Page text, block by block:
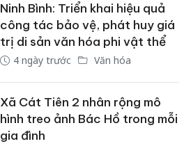
Ninh Bình: Triển khai hiệu quả
công tác bảo vệ, phát huy giá
trị di sản văn hóa phi vật thể
4 ngày trước Văn hóa
Xã Cát Tiên 2 nhân rộng mô
hình treo ảnh Bác Hồ trong mỗi
gia đình